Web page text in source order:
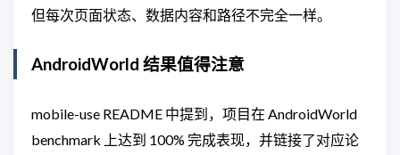
但每次页面状态、数据内容和路径不完全一样。
AndroidWorld 结果值得注意
mobile-use README 中提到，项目在 AndroidWorld
benchmark 上达到 100% 完成表现，并链接了对应论